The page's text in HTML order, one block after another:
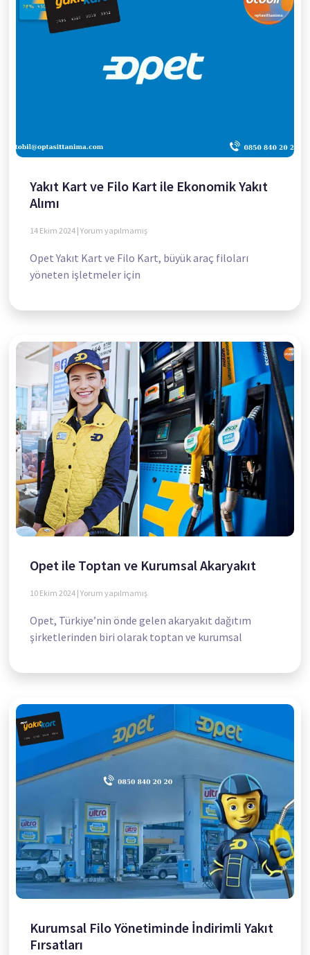
Yakıt Kart ve Filo Kart ile Ekonomik Yakıt
Alımı
14 Ekim 2024 Yorum yapılmamış
Opet Yakıt Kart ve Filo Kart, büyük araç filoları
yöneten işletmeler için
Opet ile Toptan ve Kurumsal Akaryakıt
10 Ekim 2024 Yorum yapılmamış
Opet, Türkiye’nin önde gelen akaryakıt dağıtım
şirketlerinden biri olarak toptan ve kurumsal
Kurumsal Filo Yönetiminde İndirimli Yakıt
Fırsatları